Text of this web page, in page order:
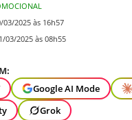
2025 às 16h57
03/2025 às 08h55
Google AI Mode
Grok